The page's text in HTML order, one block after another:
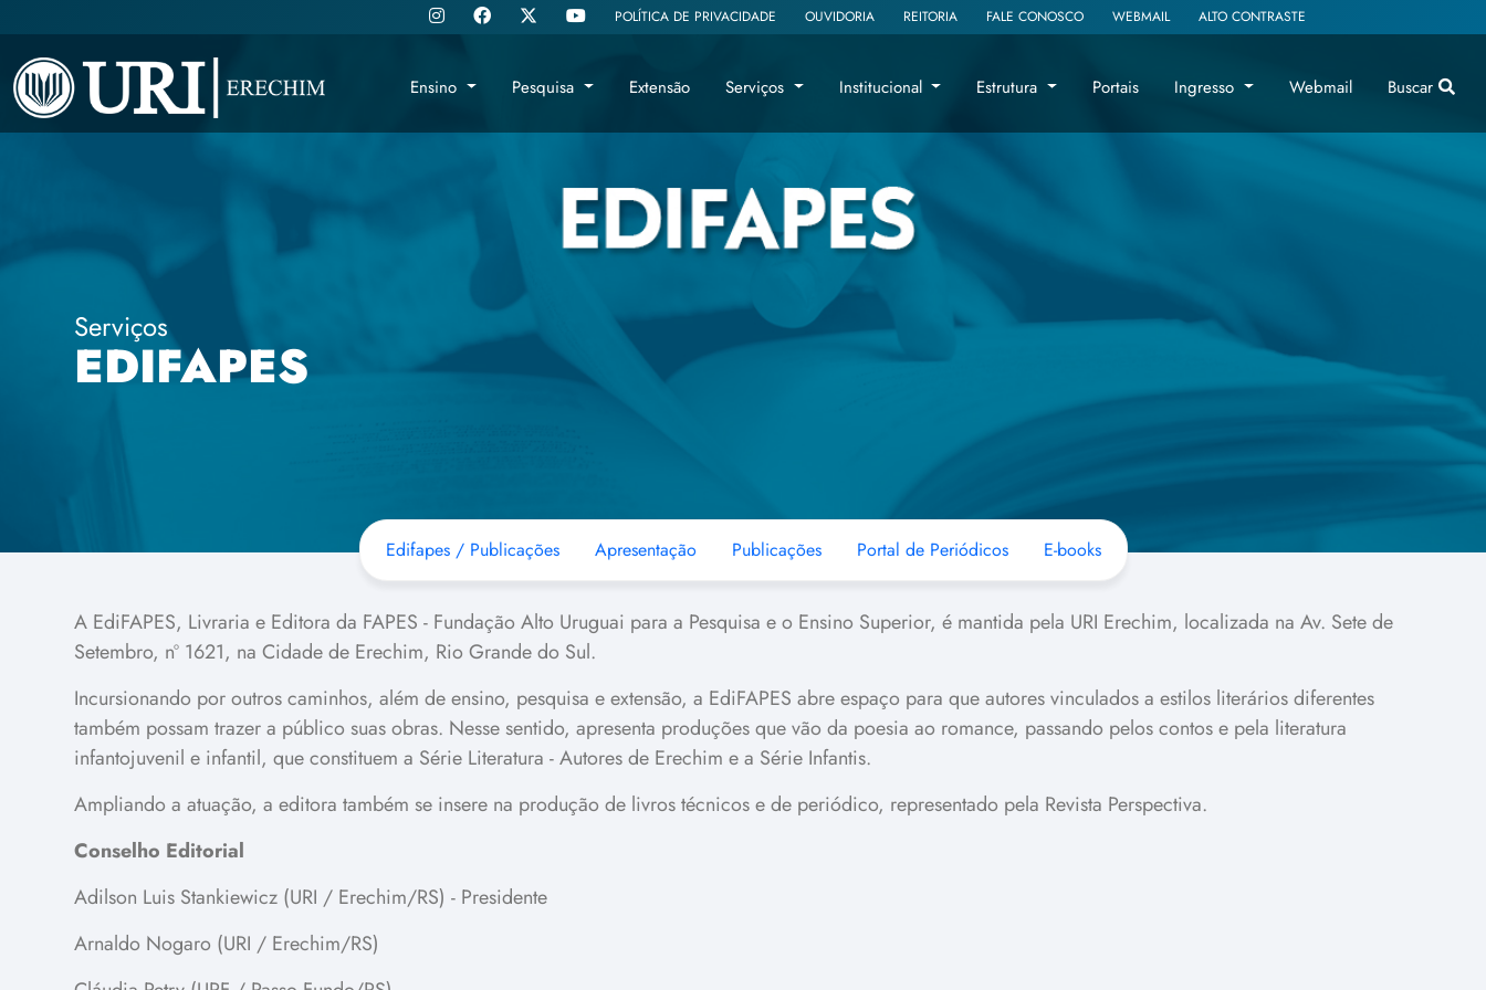
Ensino Pesquisa Extensão Serviços Institucional Estrutura Portais Ingresso Webmail Buscar
POLÍTICA DE PRIVACIDADE OUVIDORIA REITORIA FALE CONOSCO WEBMAIL ALTO CONTRASTE
Serviços
EDIFAPES
Edifapes / Publicações Apresentação Publicações Portal de Periódicos E-books
A EdiFAPES, Livraria e Editora da FAPES - Fundação Alto Uruguai para a Pesquisa e o Ensino Superior, é mantida pela URI Erechim, localizada na Av. Sete de
Setembro, nº 1621, na Cidade de Erechim, Rio Grande do Sul.
Incursionando por outros caminhos, além de ensino, pesquisa e extensão, a EdiFAPES abre espaço para que autores vinculados a estilos literários diferentes
também possam trazer a público suas obras. Nesse sentido, apresenta produções que vão da poesia ao romance, passando pelos contos e pela literatura
infantojuvenil e infantil, que constituem a Série Literatura - Autores de Erechim e a Série Infantis.
Ampliando a atuação, a editora também se insere na produção de livros técnicos e de periódico, representado pela Revista Perspectiva.
Conselho Editorial
Adilson Luis Stankiewicz (URI / Erechim/RS) - Presidente
Arnaldo Nogaro (URI / Erechim/RS)